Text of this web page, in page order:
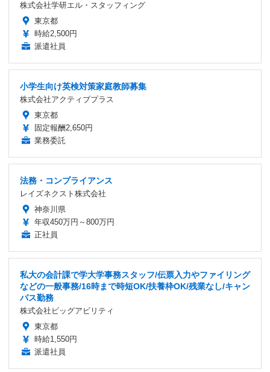
株式会社学研エル・スタッフィング
東京都
時給2,500円
派遣社員
小学生向け英検対策家庭教師募集
株式会社アクティブプラス
東京都
固定報酬2,650円
業務委託
法務・コンプライアンス
レイズネクスト株式会社
神奈川県
年収450万円～800万円
正社員
私大の会計課で学大学事務スタッフ/伝票入力やファイリング
などの一般事務/16時まで時短OK/扶養枠OK/残業なし/キャン
パス勤務
株式会社ビッグアビリティ
東京都
時給1,550円
派遣社員